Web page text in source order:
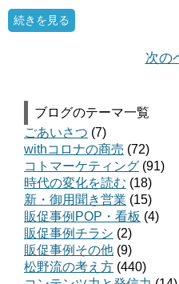
続きを見る
次の
ブログのテーマ一覧
ごあいさつ (7)
withコロナの商売 (72)
コトマーケティング (91)
時代の変化を読む (18)
新・御用聞き営業 (15)
販促事例POP・看板 (4)
販促事例チラシ (2)
販促事例その他 (9)
松野流の考え方 (440)